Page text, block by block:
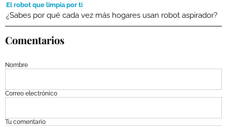
El robot que limpia por ti
¿Sabes por qué cada vez más hogares usan robot aspirador?
Comentarios
Nombre
Correo electrónico
Tu comentario